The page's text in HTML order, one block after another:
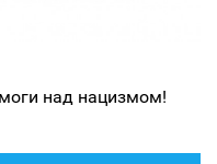
над нацизмом!